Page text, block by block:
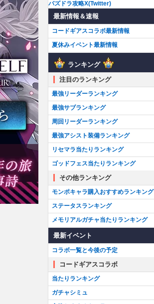
パズドラ攻略X(Twitter)
最新情報＆速報
コードギアスコラボ最新情報
夏休みイベント最新情報
ランキング
注目のランキング
最強リーダーランキング
最強サブランキング
周回リーダーランキング
最強アシスト装備ランキング
リセマラ当たりランキング
ゴッドフェス当たりランキング
その他ランキング
モンポキャラ購入おすすめランキング
ステータスランキング
メモリアルガチャ当たりランキング
最新イベント
コラボ一覧と今後の予定
コードギアスコラボ
当たりランキング
ガチャシミュ